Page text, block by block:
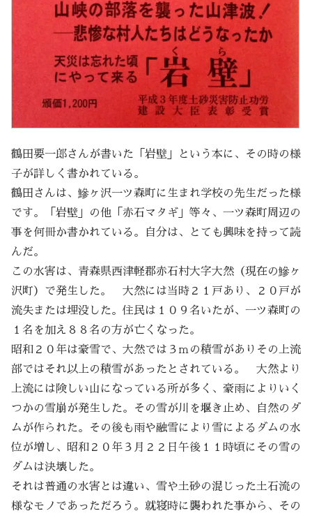
鶴田要一郎さんが書いた「岩壁」という本に、その時の様
子が詳しく書かれている。
鶴田さんは、鰺ヶ沢一ツ森町に生まれ学校の先生だった様
です。「岩壁」の他「赤石マタギ」等々、一ツ森町周辺の
事を何冊か書かれている。自分は、とても興味を持って読
んだ。
この水害は、青森県西津軽郡赤石村大字大然（現在の鰺ヶ
沢町）で発生した。 大然には当時２１戸あり、２０戸が
流失または埋没した。住民は１０９名いたが、一ツ森町の
１名を加え８８名の方が亡くなった。
昭和２０年は豪雪で、大然では３ｍの積雪がありその上流
部ではそれ以上の積雪があったとされている。 大然より
上流には険しい山になっている所が多く、豪雨によりいく
つかの雪崩が発生した。その雪が川を堰き止め、自然のダ
ムが作られた。その後も雨や融雪により雪によるダムの水
位が増し、昭和２０年３月２２日午後１１時頃にその雪の
ダムは決壊した。
それは普通の水害とは違い、雪や土砂の混じった土石流の
様なモノであっただろう。就寝時に襲われた事から、その